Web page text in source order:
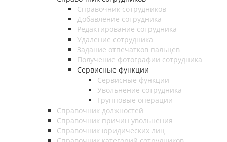
Справочник сотрудников
Добавление сотрудника
Редактирование сотрудника
Удаление сотрудника
Задание отпечатков пальцев
Получение фотографии сотрудника
Сервисные функции
Сервисные функции
Увольнение сотрудника
Групповые операции
Справочник должностей
Справочник причин увольнения
Справочник юридических лиц